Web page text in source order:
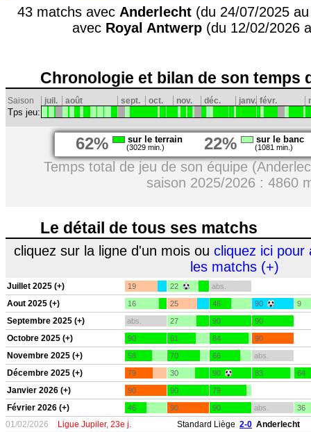
43 matchs avec Anderlecht(du 24/07/2025
avec Royal Antwerp(du 12/02/2026
Chronologie et bilan de son temps
Saison juil. août sept. oct. nov. déc. janv. févr.
Tps jeu:
62% sur le terrain
(3029 min.) 22% sur le banc
(1081 min.)
Temps total de jeu de son équipe
saison 2025/2026 : 4860
Le détail de tous ses matchs
cliquez sur la ligne d'un mois ou cliquez ici pour
les matchs (+)
Juillet 2025 (+) 19 22 abs.
Aout 2025 (+) 16 25 46 90 9
Septembre 2025 (+) abs. 27 90 90
Octobre 2025 (+) 90 61 84 90
Novembre 2025 (+) 58 70 66 abs.
Décembre 2025 (+) 79 30 90 83 64
Janvier 2026 (+) 90 90 79
Février 2026 (+) 46 90 90 abs. 36
01/02/2026 Ligue Jupiler, 23e j. Standard Liège 2-0 Anderlecht